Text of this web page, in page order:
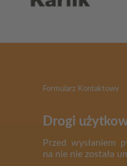
Formularz Kontaktowy
Drogi
Przed wysłaniem
na nie nie została